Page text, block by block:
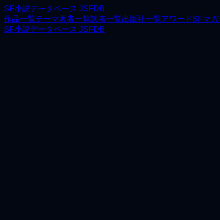
SF小説データベース JSFDB
作品一覧テーマ著者一覧訳者一覧出版社一覧アワードSFマガ
SF小説データベース JSFDB